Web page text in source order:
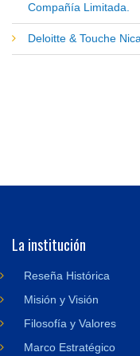
Compañía Limitada.
Deloitte & Touche
La institución
Reseña Histórica
Misión y Visión
Filosofía y Valores
Marco Estratégico